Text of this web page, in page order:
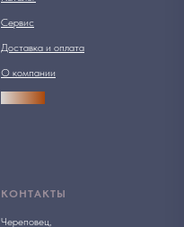
Сервис
Доставка и оплата
О компании
КОНТАКТЫ
Череповец,